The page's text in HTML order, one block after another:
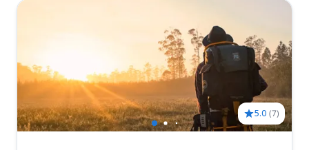
5.0 (7)